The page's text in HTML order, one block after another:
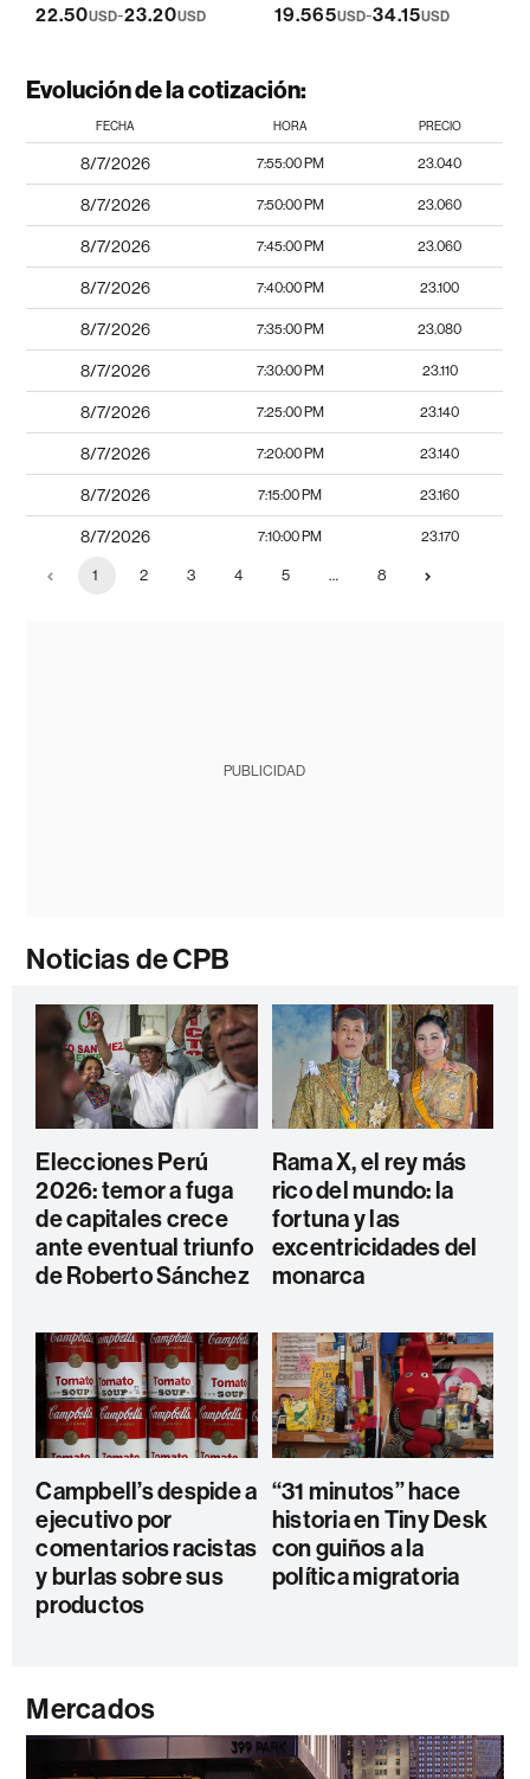
22.50USD-23.20USD 19.565USD-34.15USD
Evolución de la cotización:
FECHA HORA PRECIO
8/7/2026 7:55:00 PM 23.040
8/7/2026 7:50:00 PM 23.060
8/7/2026 7:45:00 PM 23.060
8/7/2026 7:40:00 PM 23.100
8/7/2026 7:35:00 PM 23.080
8/7/2026 7:30:00 PM 23.110
8/7/2026 7:25:00 PM 23.140
8/7/2026 7:20:00 PM 23.140
8/7/2026 7:15:00 PM 23.160
8/7/2026 7:10:00 PM 23.170
1 2 3 4 5 … 8
PUBLICIDAD
Noticias de CPB
Elecciones Perú
2026: temor a fuga
de capitales crece
ante eventual triunfo
de Roberto Sánchez
Rama X, el rey más
rico del mundo: la
fortuna y las
excentricidades del
monarca
Campbell’s despide a
ejecutivo por
comentarios racistas
y burlas sobre sus
productos
“31 minutos” hace
historia en Tiny Desk
con guiños a la
política migratoria
Mercados